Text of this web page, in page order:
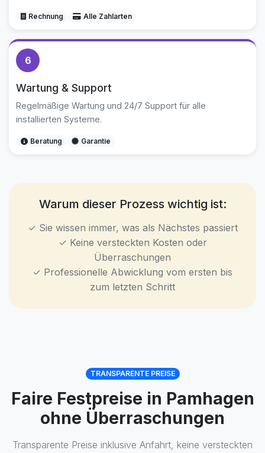
Rechnung Alle Zahlarten
6
Wartung & Support
Regelmäßige Wartung und 24/7 Support für alle
installierten Systeme.
Beratung Garantie
Warum dieser Prozess wichtig ist:
✓ Sie wissen immer, was als Nächstes passiert
✓ Keine versteckten Kosten oder
Überraschungen
✓ Professionelle Abwicklung vom ersten bis
zum letzten Schritt
TRANSPARENTE PREISE
Faire Festpreise in Pamhagen
ohne Überraschungen
Transparente Preise inklusive Anfahrt, keine versteckten